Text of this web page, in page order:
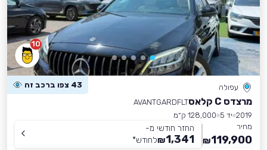
10
עפולה 43 צפו ברכב זה
מרצדס C קלאס
AVANTGARDFLT
2019 יד 5
128,000 ק״מ
מחיר
119,900
₪
החזר חודשי מ-
1,341
₪לחודש*